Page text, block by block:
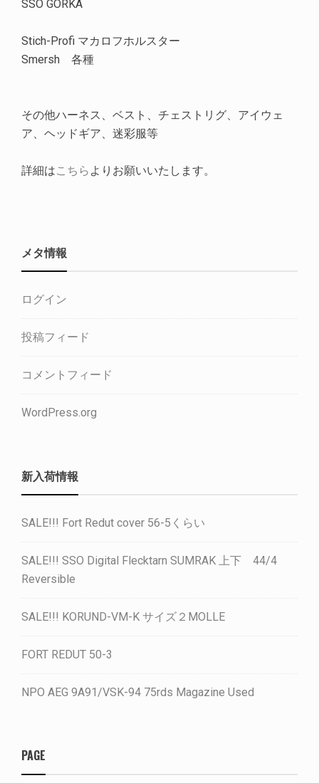
SSO GORKA
Stich-Profi マカロフホルスター
Smersh 各種
その他ハーネス、ベスト、チェストリグ、アイウェ
ア、ヘッドギア、迷彩服等
詳細はこちら よりお願いいたします。
メタ情報
ログイン
投稿フィード
コメントフィード
WordPress.org
新入荷情報
SALE!!! Fort Redut cover 56-5くらい
SALE!!! SSO Digital Flecktarn SUMRAK 上下 44/4
Reversible
SALE!!! KORUND-VM-K サイズ２MOLLE
FORT REDUT 50-3
NPO AEG 9A91/VSK-94 75rds Magazine Used
PAGE